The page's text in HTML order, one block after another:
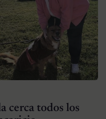
cerca todos los